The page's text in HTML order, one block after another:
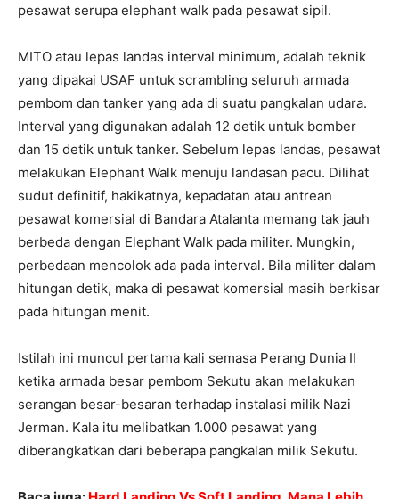
pesawat serupa elephant walk pada pesawat sipil.
MITO atau lepas landas interval minimum, adalah teknik
yang dipakai USAF untuk scrambling seluruh armada
pembom dan tanker yang ada di suatu pangkalan udara.
Interval yang digunakan adalah 12 detik untuk bomber
dan 15 detik untuk tanker. Sebelum lepas landas, pesawat
melakukan Elephant Walk menuju landasan pacu. Dilihat
sudut definitif, hakikatnya, kepadatan atau antrean
pesawat komersial di Bandara Atalanta memang tak jauh
berbeda dengan Elephant Walk pada militer. Mungkin,
perbedaan mencolok ada pada interval. Bila militer dalam
hitungan detik, maka di pesawat komersial masih berkisar
pada hitungan menit.
Istilah ini muncul pertama kali semasa Perang Dunia II
ketika armada besar pembom Sekutu akan melakukan
serangan besar-besaran terhadap instalasi milik Nazi
Jerman. Kala itu melibatkan 1.000 pesawat yang
diberangkatkan dari beberapa pangkalan milik Sekutu.